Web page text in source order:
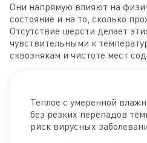
Они напрямую влияют на
состояние и на то, сколько
Отсутствие шерсти делает
чувствительными к
сквознякам и чистоте мест
Теплое с умеренной
без резких перепадов
риск вирусных